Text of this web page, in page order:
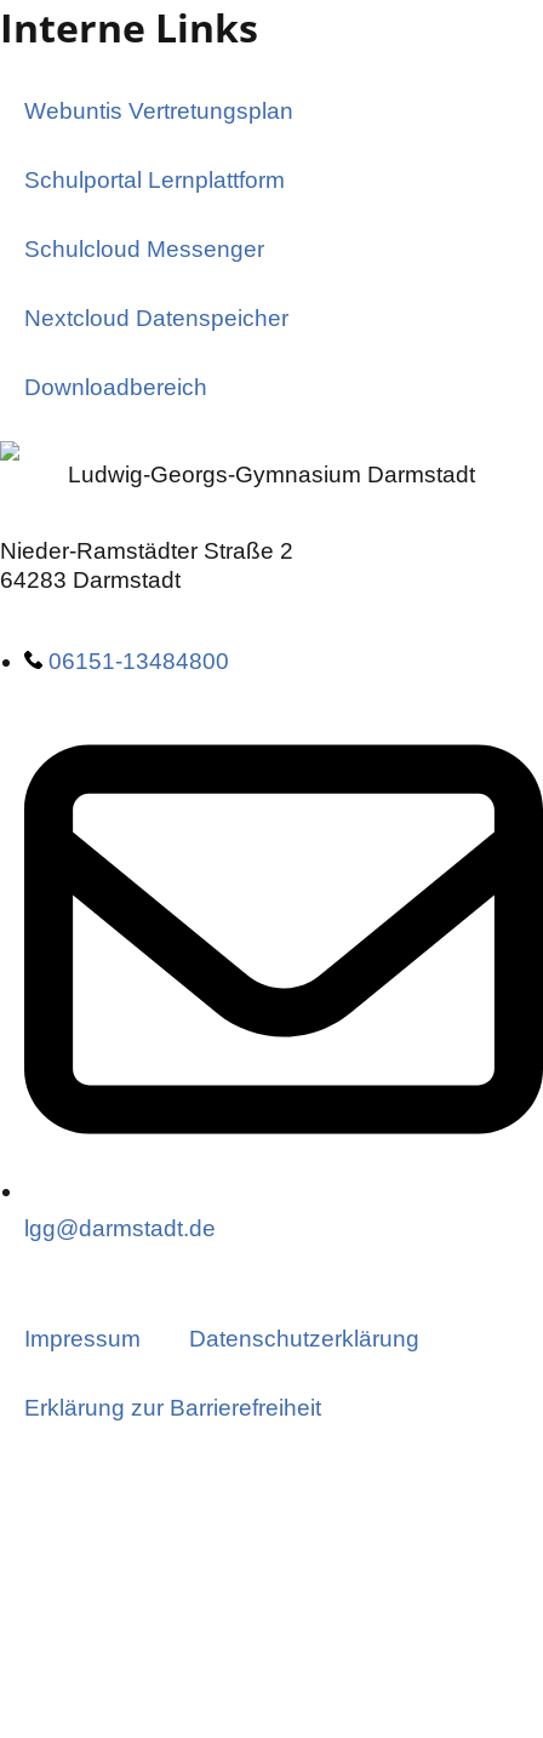
Ludwig-Georgs-Gymnasium Darmstadt
Nieder-Ramstädter Straße 2
64283 Darmstadt
06151-13484800
lgg@darmstadt.de
Impressum Datenschutzerklärung
Erklärung zur Barrierefreiheit
Interne Links
Webuntis Vertretungsplan
Schulportal Lernplattform
Schulcloud Messenger
Nextcloud Datenspeicher
Downloadbereich